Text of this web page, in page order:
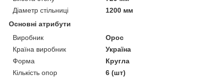
Діаметр стільниці
1200 мм
Основні атрибути
Виробник
Орос
Країна виробник
Україна
Форма
Кругла
Кількість опор
6 (шт)